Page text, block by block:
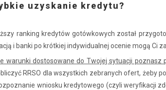
uzyskanie kredytu?
ranking kredytów gotówkowych został
i banki po krótkiej indywidualnej ocenie mogą Ci
warunki dostosowane do Twojej sytuacji
RRSO dla wszystkich zebranych ofert, żeby
wniosku kredytowego (czyli weryfikacji